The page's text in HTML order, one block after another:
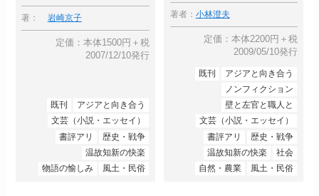
著： 岩崎京子
定価：本体1500円＋税
2007/12/10発行
既刊
アジアと向き合う
文芸（小説・エッセイ）
書評アリ
歴史・戦争
温故知新の快楽
物語の愉しみ
風土・民俗
著者： 小林澄夫
定価：本体2200円＋税
2009/05/10発行
既刊
アジアと向き合う
ノンフィクション
壁と左官と職人と
文芸（小説・エッセイ）
書評アリ
歴史・戦争
温故知新の快楽
社会
自然・農業
風土・民俗